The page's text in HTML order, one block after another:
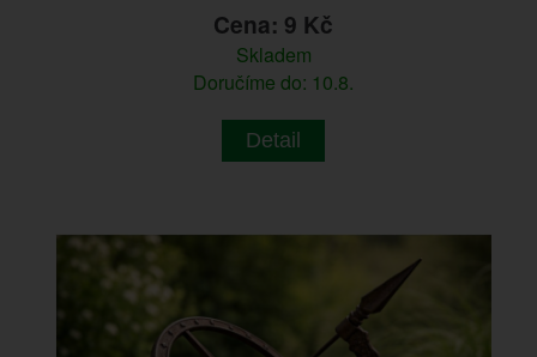
Cena: 9 Kč
Skladem
Doručíme do: 10.8.
Detail